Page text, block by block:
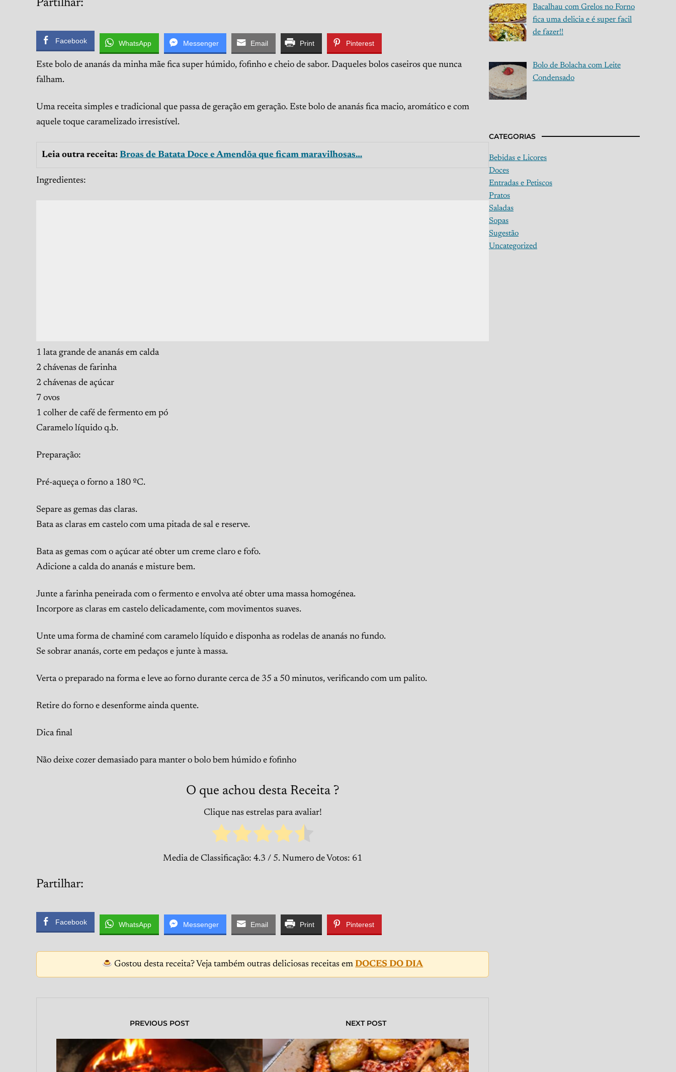
Partilhar:
Facebook WhatsApp Messenger Email Print Pinterest
Este bolo de ananás da minha mãe fica super húmido, fofinho e cheio de sabor. Daqueles bolos caseiros que nunca
falham.
Uma receita simples e tradicional que passa de geração em geração. Este bolo de ananás fica macio, aromático e com
aquele toque caramelizado irresistível.
Leia outra receita: Broas de Batata Doce e Amendõa que ficam maravilhosas…
Ingredientes:
1 lata grande de ananás em calda
2 chávenas de farinha
2 chávenas de açúcar
7 ovos
1 colher de café de fermento em pó
Caramelo líquido q.b.
Preparação:
Pré-aqueça o forno a 180 ºC.
Separe as gemas das claras.
Bata as claras em castelo com uma pitada de sal e reserve.
Bata as gemas com o açúcar até obter um creme claro e fofo.
Adicione a calda do ananás e misture bem.
Junte a farinha peneirada com o fermento e envolva até obter uma massa homogénea.
Incorpore as claras em castelo delicadamente, com movimentos suaves.
Unte uma forma de chaminé com caramelo líquido e disponha as rodelas de ananás no fundo.
Se sobrar ananás, corte em pedaços e junte à massa.
Verta o preparado na forma e leve ao forno durante cerca de 35 a 50 minutos, verificando com um palito.
Retire do forno e desenforme ainda quente.
Dica final
Não deixe cozer demasiado para manter o bolo bem húmido e fofinho
O que achou desta Receita ?
Clique nas estrelas para avaliar!
Media de Classificação: 4.3 / 5. Numero de Votos: 61
Partilhar:
Facebook WhatsApp Messenger Email Print Pinterest
Gostou desta receita? Veja também outras deliciosas receitas emDOCES DO DIA
PREVIOUS POST NEXT POST
Bacalhau com Grelos no Forno
fica uma delicia e é super facil
de fazer!!
Bolo de Bolacha com Leite
Condensado
CATEGORIAS
Bebidas e Licores
Doces
Entradas e Petiscos
Pratos
Saladas
Sopas
Sugestão
Uncategorized